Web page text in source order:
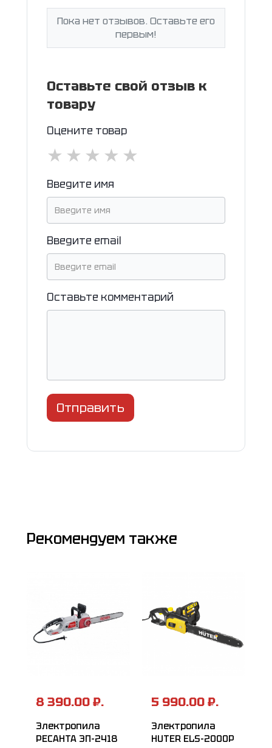
Пока нет отзывов. Оставьте его
первым!
Оставьте свой отзыв к
товару
Оцените товар
★
★
★
★
★
Введите имя
Введите email
Оставьте комментарий
Отправить
Рекомендуем также
8 390.00 ₽.
Электропила
РЕСАНТА ЭП-2418
5 990.00 ₽.
Электропила
HUTER ELS-2000P